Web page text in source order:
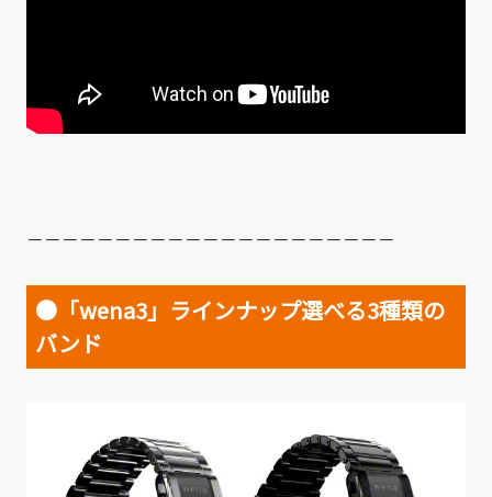
－－－－－－－－－－－－－－－－－－－－－
●「wena3」ラインナップ選べる3種類の
バンド